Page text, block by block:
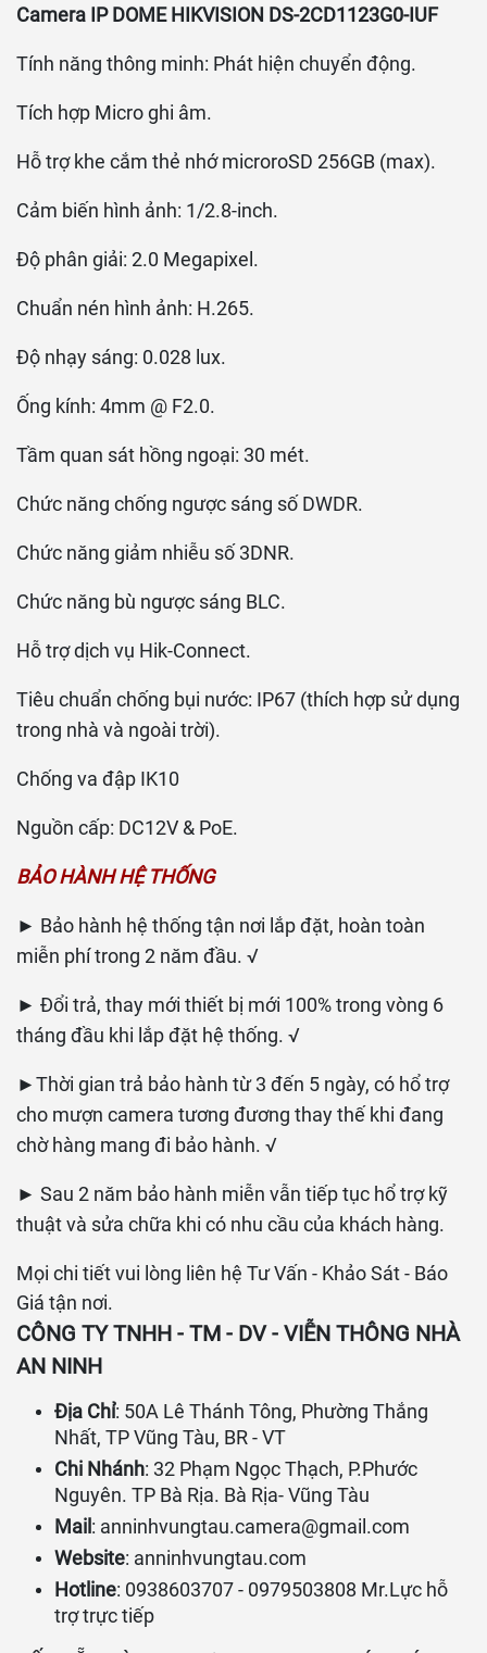
Camera IP DOME HIKVISION DS-2CD1123G0-IUF
Tính năng thông minh: Phát hiện chuyển động.
Tích hợp Micro ghi âm.
Hỗ trợ khe cắm thẻ nhớ microroSD 256GB (max).
Cảm biến hình ảnh: 1/2.8-inch.
Độ phân giải: 2.0 Megapixel.
Chuẩn nén hình ảnh: H.265.
Độ nhạy sáng: 0.028 lux.
Ống kính: 4mm @ F2.0.
Tầm quan sát hồng ngoại: 30 mét.
Chức năng chống ngược sáng số DWDR.
Chức năng giảm nhiễu số 3DNR.
Chức năng bù ngược sáng BLC.
Hỗ trợ dịch vụ Hik-Connect.
Tiêu chuẩn chống bụi nước: IP67 (thích hợp sử dụng
trong nhà và ngoài trời).
Chống va đập IK10
Nguồn cấp: DC12V & PoE.
BẢO HÀNH HỆ THỐNG
► Bảo hành hệ thống tận nơi lắp đặt, hoàn toàn
miễn phí trong 2 năm đầu. √
► Đổi trả, thay mới thiết bị mới 100% trong vòng 6
tháng đầu khi lắp đặt hệ thống. √
►Thời gian trả bảo hành từ 3 đến 5 ngày, có hổ trợ
cho mượn camera tương đương thay thế khi đang
chờ hàng mang đi bảo hành. √
► Sau 2 năm bảo hành miễn vẫn tiếp tục hổ trợ kỹ
thuật và sửa chữa khi có nhu cầu của khách hàng.
Mọi chi tiết vui lòng liên hệ Tư Vấn - Khảo Sát - Báo
Giá tận nơi.
CÔNG TY TNHH - TM - DV - VIỄN THÔNG NHÀ
AN NINH
Địa Chỉ: 50A Lê Thánh Tông, Phường Thắng
Nhất, TP Vũng Tàu, BR - VT
Chi Nhánh: 32 Phạm Ngọc Thạch, P.Phước
Nguyên. TP Bà Rịa. Bà Rịa- Vũng Tàu
Mail : anninhvungtau.camera@gmail.com
Website: anninhvungtau.com
Hotline: 0938603707 - 0979503808 Mr.Lực hỗ
trợ trực tiếp